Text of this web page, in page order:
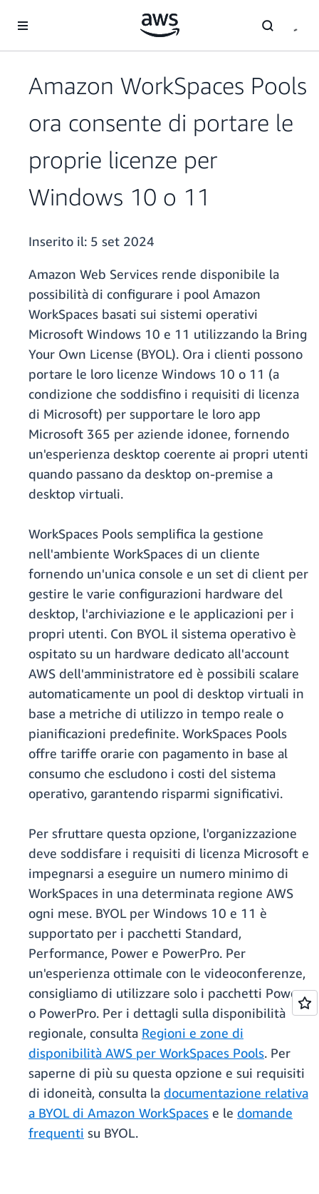
Amazon WorkSpaces Pools
ora consente di portare le
proprie licenze per
Windows 10 o 11
Inserito il: 5 set 2024
Amazon Web Services rende disponibile la
possibilità di configurare i pool Amazon
WorkSpaces basati sui sistemi operativi
Microsoft Windows 10 e 11 utilizzando la Bring
Your Own License (BYOL). Ora i clienti possono
portare le loro licenze Windows 10 o 11 (a
condizione che soddisfino i requisiti di licenza
di Microsoft) per supportare le loro app
Microsoft 365 per aziende idonee, fornendo
un'esperienza desktop coerente ai propri utenti
quando passano da desktop on-premise a
desktop virtuali.
WorkSpaces Pools semplifica la gestione
nell'ambiente WorkSpaces di un cliente
fornendo un'unica console e un set di client per
gestire le varie configurazioni hardware del
desktop, l'archiviazione e le applicazioni per i
propri utenti. Con BYOL il sistema operativo è
ospitato su un hardware dedicato all'account
AWS dell'amministratore ed è possibili scalare
automaticamente un pool di desktop virtuali in
base a metriche di utilizzo in tempo reale o
pianificazioni predefinite. WorkSpaces Pools
offre tariffe orarie con pagamento in base al
consumo che escludono i costi del sistema
operativo, garantendo risparmi significativi.
Per sfruttare questa opzione, l'organizzazione
deve soddisfare i requisiti di licenza Microsoft e
impegnarsi a eseguire un numero minimo di
WorkSpaces in una determinata regione AWS
ogni mese. BYOL per Windows 10 e 11 è
supportato per i pacchetti Standard,
Performance, Power e PowerPro. Per
un'esperienza ottimale con le videoconferenze,
consigliamo di utilizzare solo i pacchetti Power
o PowerPro. Per i dettagli sulla disponibilità
regionale, consulta Regioni e zone di
disponibilità AWS per WorkSpaces Pools. Per
saperne di più su questa opzione e sui requisiti
di idoneità, consulta la documentazione relativa
a BYOL di Amazon WorkSpaces e le domande
frequenti su BYOL.